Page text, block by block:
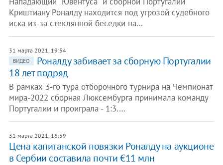
Криштиану Роналду находится под угрозой судебного
иска из-за стеклянной беседки на…
31 марта 2021, 19:54
ВИДЕО
Роналду забивает за сборную Португалии
18 лет подряд
В рамках 3-го тура отборочного турнира на Чемпионат
мира-2022 сборная Люксембурга принимала команду
Португалии и проиграла - 1:3.…
31 марта 2021, 16:59
Цена капитанской повязки Роналду на аукционе
в Сербии составила почти €11 млн